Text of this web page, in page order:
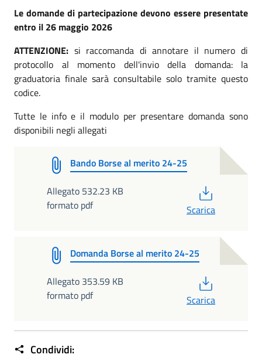
Le domande di partecipazione devono essere presentate
entro il 26 maggio 2026
ATTENZIONE: si raccomanda di annotare il numero di
protocollo al momento dell'invio della domanda: la
graduatoria finale sarà consultabile solo tramite questo
codice.
Tutte le info e il modulo per presentare domanda sono
disponibili negli allegati
Bando Borse al merito 24-25
Allegato 532.23 KB
formato pdf
Scarica
Domanda Borse al merito 24-25
Allegato 353.59 KB
formato pdf
Scarica
Condividi: